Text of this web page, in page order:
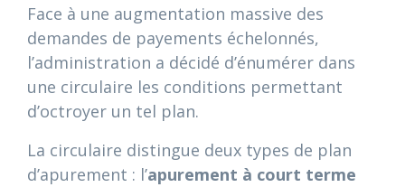
Face à une augmentation massive des
demandes de payements échelonnés,
l’administration a décidé d’énumérer dans
une circulaire les conditions permettant
d’octroyer un tel plan.
La circulaire distingue deux types de plan
d’apurement : l’apurement à court terme